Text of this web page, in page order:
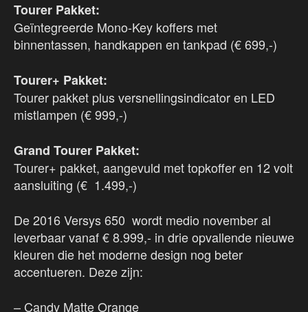
Tourer Pakket:
Geïntegreerde Mono-Key koffers met
binnentassen, handkappen en tankpad (€ 699,-)
Tourer+ Pakket:
Tourer pakket plus versnellingsindicator en LED
mistlampen (€ 999,-)
Grand Tourer Pakket:
Tourer+ pakket, aangevuld met topkoffer en 12 volt
aansluiting (€ 1.499,-)
De 2016 Versys 650 wordt medio november al
leverbaar vanaf € 8.999,- in drie opvallende nieuwe
kleuren die het moderne design nog beter
accentueren. Deze zijn:
– Candy Matte Orange